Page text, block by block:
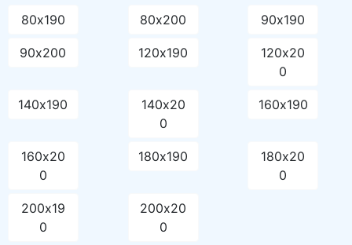
80х190 80х200 90х190
90х200 120х190
120х20
0
140х190
140х20
0
160х190
160х20
0
180х190
180х20
0
200х19
0
200х20
0